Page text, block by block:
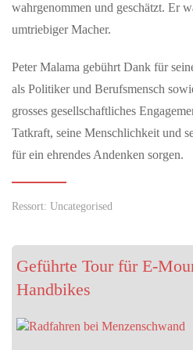
FCS Arena.Freue dich auf…
Willkommen auf der neuen
präsentieren zu dürfen. Modern,
selbstverständlich in…
JUNI 02, 2026
Musik
von Stefan Gross, die…
MAI 22, 2026
wahrgenommen und geschätzt. Er
umtriebiger Macher.
Peter Malama gebührt Dank für
als Politiker und Berufsmensch
grosses gesellschaftliches
Tatkraft, seine Menschlichkeit und
für ein ehrendes Andenken sorgen.
Ressort: Uncategorised
Geführte Tour für E-
Handbikes